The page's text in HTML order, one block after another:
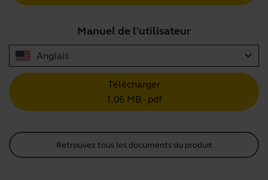
Manuel de l'utilisateur
Anglais expand_more
Télécharger
1.06 MB - pdf
Retrouvez tous les documents du produit